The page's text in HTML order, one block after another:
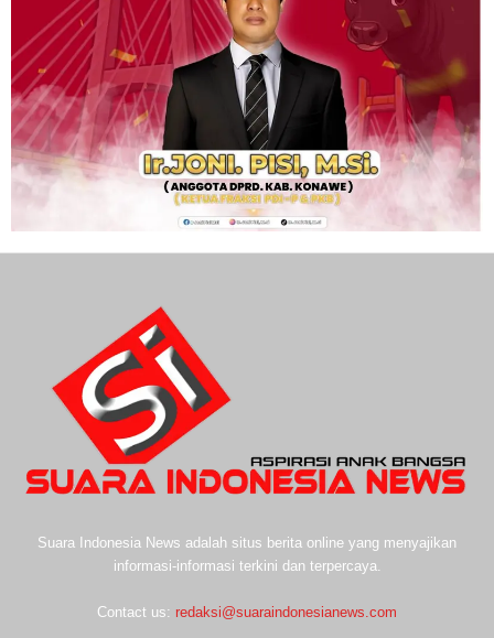
Suara Indonesia News adalah situs berita online yang menyajikan
informasi-informasi terkini dan terpercaya.
Contact us: redaksi@suaraindonesianews.com